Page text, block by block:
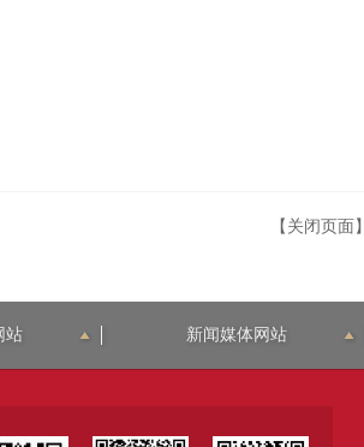
【关闭页面】
站 新闻媒体网站